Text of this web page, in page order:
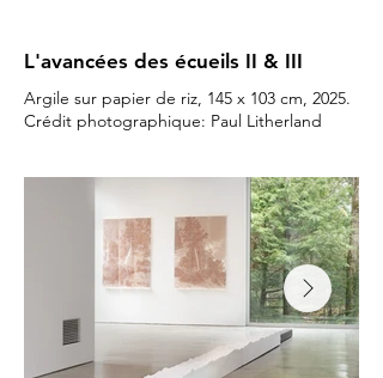
L'avancées des écueils II & III
Argile sur papier de riz, 145 x 103 cm, 2025.
Crédit photographique: Paul Litherland